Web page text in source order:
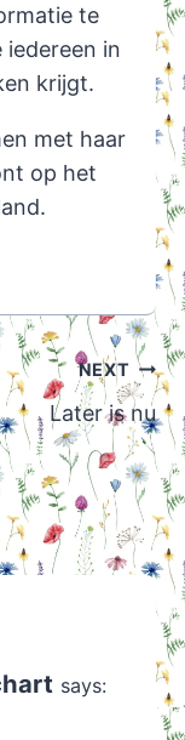
te
in
krijgt.
met haar
op het
NEXT
Later is nu
says: